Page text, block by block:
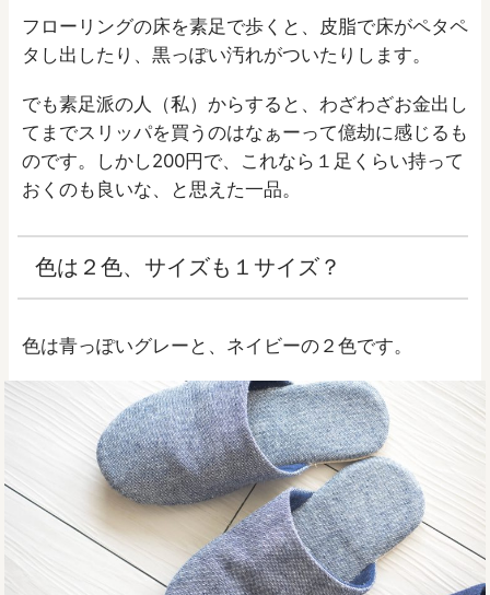
フローリングの床を素足で歩くと、皮脂で床がペタペ
タし出したり、黒っぽい汚れがついたりします。
でも素足派の人（私）からすると、わざわざお金出し
てまでスリッパを買うのはなぁーって億劫に感じるも
のです。しかし200円で、これなら１足くらい持って
おくのも良いな、と思えた一品。
色は２色、サイズも１サイズ？
色は青っぽいグレーと、ネイビーの２色です。